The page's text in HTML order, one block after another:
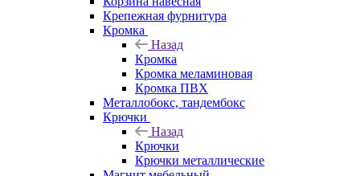
Крепежная фурнитура
Кромка
Назад
Кромка
Кромка меламиновая
Кромка ПВХ
Металлобокс, тандембокс
Крючки
Назад
Крючки
Крючки металлические